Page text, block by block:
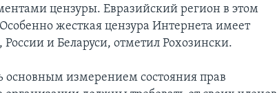
цензуры. Евразийский регион в этом
жесткая цензура Интернета имеет
России и Беларуси, отметил Рохозински.
основным измерением состояния прав